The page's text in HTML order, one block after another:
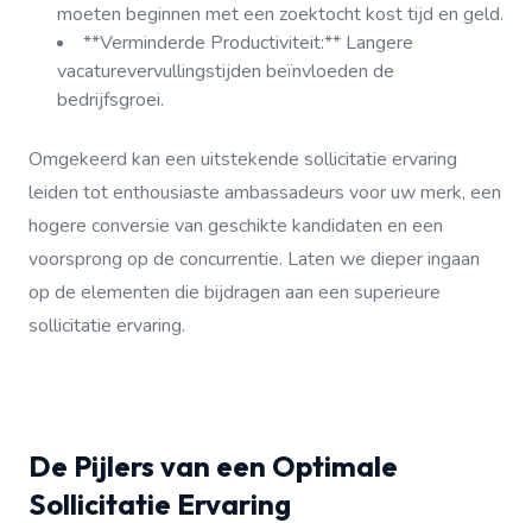
moeten beginnen met een zoektocht kost tijd en geld.
**Verminderde Productiviteit:** Langere
vacaturevervullingstijden beïnvloeden de
bedrijfsgroei.
Omgekeerd kan een uitstekende sollicitatie ervaring
leiden tot enthousiaste ambassadeurs voor uw merk, een
hogere conversie van geschikte kandidaten en een
voorsprong op de concurrentie. Laten we dieper ingaan
op de elementen die bijdragen aan een superieure
sollicitatie ervaring.
De Pijlers van een Optimale
Sollicitatie Ervaring